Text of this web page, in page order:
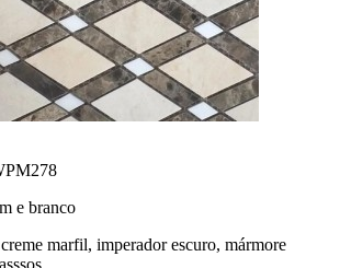
e branco
marfil, imperador escuro, mármore